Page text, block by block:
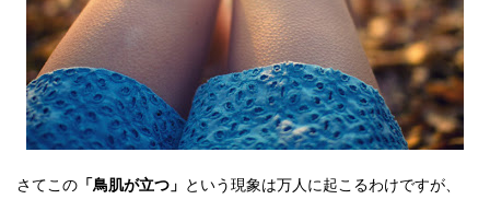
さてこの 「鳥肌が立つ」 という現象は万人に起こるわけですが、